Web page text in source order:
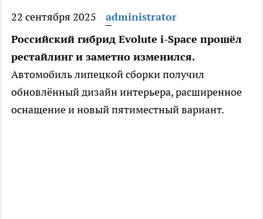
22 сентября 2025
administrator
Российский гибрид Evolute i-Space прошёл
рестайлинг и заметно изменился.
Автомобиль липецкой сборки получил
обновлённый дизайн интерьера, расширенное
оснащение и новый пятиместный вариант.